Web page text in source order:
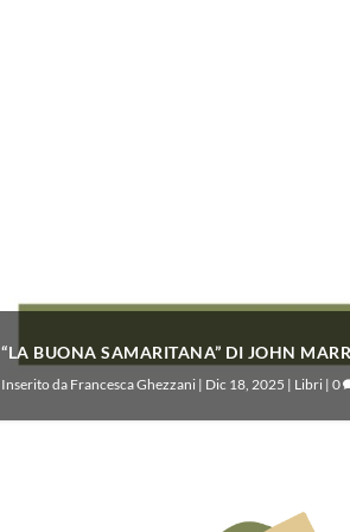
“LA BUONA SAMARITANA” DI JOHN
Inserito da Francesca Ghezzani | Dic 18, 2025 | Libri |0